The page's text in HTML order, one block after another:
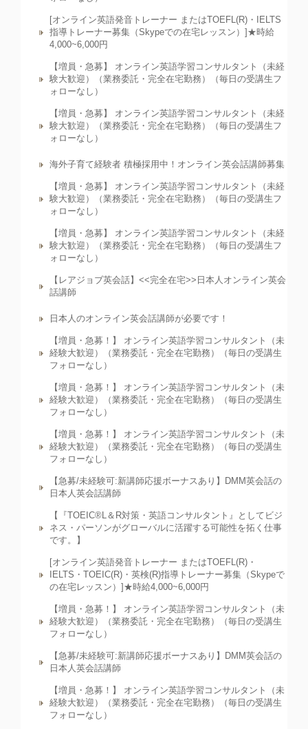
[オンライン英語発音トレーナー またはTOEFL(R)・IELTS
指導トレーナー募集（Skypeでの在宅レッスン）]★時給
4,000~6,000円
【増員・急募】 オンライン英語学習コンサルタント（未経
験大歓迎）（業務委託・完全在宅勤務）（毎日の受講生フ
ォローなし）
【増員・急募】 オンライン英語学習コンサルタント（未経
験大歓迎）（業務委託・完全在宅勤務）（毎日の受講生フ
ォローなし）
海外子育て経験者 積極採用中！オンライン英会話講師募集
【増員・急募】 オンライン英語学習コンサルタント（未経
験大歓迎）（業務委託・完全在宅勤務）（毎日の受講生フ
ォローなし）
【増員・急募】 オンライン英語学習コンサルタント（未経
験大歓迎）（業務委託・完全在宅勤務）（毎日の受講生フ
ォローなし）
【レアジョブ英会話】<<完全在宅>>日本人オンライン英会
話講師
日本人のオンライン英会話講師が必要です！
【増員・急募！】 オンライン英語学習コンサルタント（未
経験大歓迎）（業務委託・完全在宅勤務）（毎日の受講生
フォローなし）
【増員・急募！】 オンライン英語学習コンサルタント（未
経験大歓迎）（業務委託・完全在宅勤務）（毎日の受講生
フォローなし）
【増員・急募！】 オンライン英語学習コンサルタント（未
経験大歓迎）（業務委託・完全在宅勤務）（毎日の受講生
フォローなし）
【急募/未経験可:新講師応援ボーナスあり】DMM英会話の
日本人英会話講師
【『TOEIC®L＆R対策・英語コンサルタント』としてビジ
ネス・パーソンがグローバルに活躍する可能性を拓く仕事
です。】
[オンライン英語発音トレーナー またはTOEFL(R)・
IELTS・TOEIC(R)・英検(R)指導トレーナー募集（Skypeで
の在宅レッスン）]★時給4,000~6,000円
【増員・急募！】 オンライン英語学習コンサルタント（未
経験大歓迎）（業務委託・完全在宅勤務）（毎日の受講生
フォローなし）
【急募/未経験可:新講師応援ボーナスあり】DMM英会話の
日本人英会話講師
【増員・急募！】 オンライン英語学習コンサルタント（未
経験大歓迎）（業務委託・完全在宅勤務）（毎日の受講生
フォローなし）